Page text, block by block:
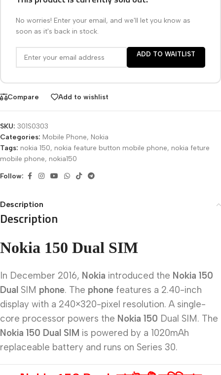
No worries! Enter your email, and we'll let you know as
soon as it's back in stock.
ADD TO WAITLIST
Compare Add to wishlist
SKU: 301S0303
Categories: Mobile Phone, Nokia
Tags: nokia 150, nokia feature button mobile phone, nokia feture
mobile phone, nokia150
Follow:
Description
Description
Nokia 150 Dual SIM
In December 2016, Nokia introduced the Nokia 150
Dual SIM phone. The phone features a 2.40-inch
display with a 240×320-pixel resolution. A single-
core processor powers the Nokia 150 Dual SIM. The
Nokia 150 Dual SIM is powered by a 1020mAh
replaceable battery and runs on Series 30.